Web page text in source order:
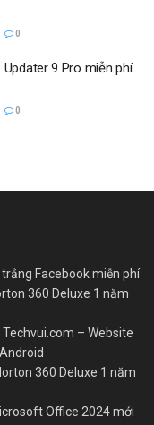
0
9 Pro miễn phí
0
Facebook miễn phí
360 Deluxe 1 năm
Techvui.com – Website
360 Deluxe 1 năm
Office 2024 mới